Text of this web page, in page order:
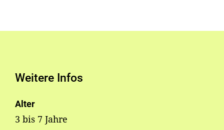
Weitere Infos
Alter
3 bis 7 Jahre